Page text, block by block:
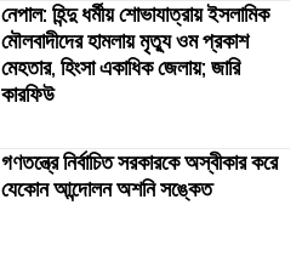
নেপাল: হিন্দু ধর্মীয় শোভাযাত্রায় ইসলামিক
মৌলবাদীদের হামলায় মৃত্যু ওম প্রকাশ
মেহতার, হিংসা একাধিক জেলায়; জারি
কারফিউ
গণতন্ত্রে নির্বাচিত সরকারকে অস্বীকার করে
যেকোন আন্দোলন অশনি সঙ্কেত